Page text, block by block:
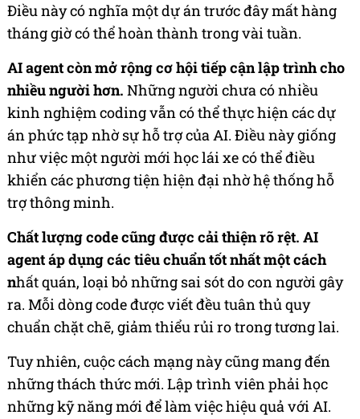
Điều này có nghĩa một dự án trước đây mất hàng
tháng giờ có thể hoàn thành trong vài tuần.
AI agent còn mở rộng cơ hội tiếp cận lập trình cho
nhiều người hơn. Những người chưa có nhiều
kinh nghiệm coding vẫn có thể thực hiện các dự
án phức tạp nhờ sự hỗ trợ của AI. Điều này giống
như việc một người mới học lái xe có thể điều
khiển các phương tiện hiện đại nhờ hệ thống hỗ
trợ thông minh.
Chất lượng code cũng được cải thiện rõ rệt. AI
agent áp dụng các tiêu chuẩn tốt nhất một cách
nhất quán, loại bỏ những sai sót do con người gây
ra. Mỗi dòng code được viết đều tuân thủ quy
chuẩn chặt chẽ, giảm thiểu rủi ro trong tương lai.
Tuy nhiên, cuộc cách mạng này cũng mang đến
những thách thức mới. Lập trình viên phải học
những kỹ năng mới để làm việc hiệu quả với AI.